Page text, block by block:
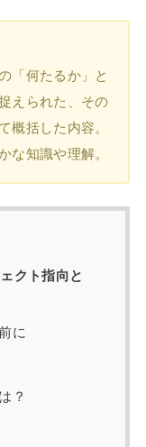
「何たるか」と
えられた、その
概括した内容。
な知識や理解。
クト指向と
に
？